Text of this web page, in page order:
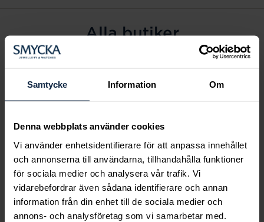
Samtycke Information Om
Denna webbplats använder cookies
Vi använder enhetsidentifierare för att anpassa innehållet
och annonserna till användarna, tillhandahålla funktioner
för sociala medier och analysera vår trafik. Vi
vidarebefordrar även sådana identifierare och annan
information från din enhet till de sociala medier och
annons- och analysföretag som vi samarbetar med.
Alla butiker
Alingsås
Arvidsjaur
Eksjö
Fagersta
Farsta
Gävle
Halmstad